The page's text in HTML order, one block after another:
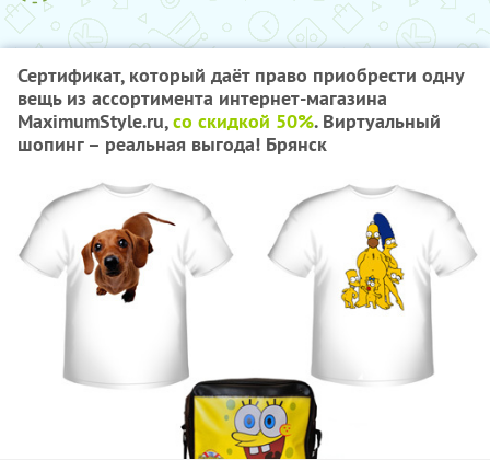
Сертификат, который даёт право приобрести одну
вещь из ассортимента интернет-магазина
MaximumStyle.ru,со скидкой 50%. Виртуальный
шопинг – реальная выгода! Брянск